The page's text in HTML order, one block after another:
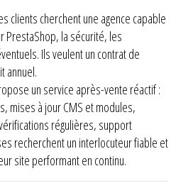
clients cherchent une agence capable
PrestaShop, la sécurité, les
Ils veulent un contrat de
annuel.
un service après-vente réactif :
mises à jour CMS et modules,
régulières, support
recherchent un interlocuteur fiable et
site performant en continu.